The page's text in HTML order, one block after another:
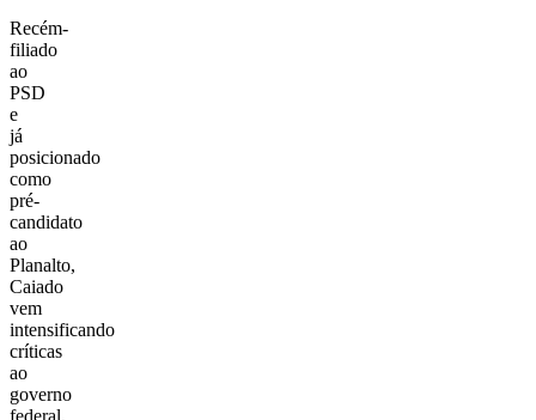
Recém-
filiado
ao
PSD
e
já
posicionado
como
pré-
candidato
ao
Planalto,
Caiado
vem
intensificando
críticas
ao
governo
federal,